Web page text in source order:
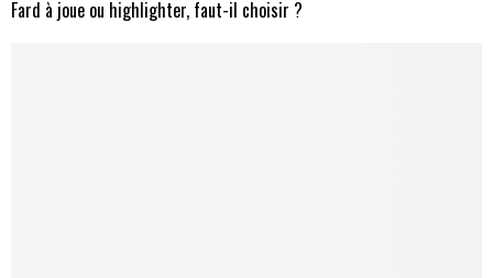
Fard à joue ou highlighter, faut-il choisir ?